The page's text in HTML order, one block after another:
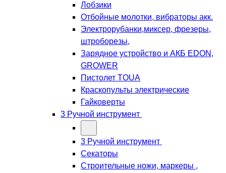
Лобзики
Отбойные молотки, вибраторы акк.
Электрорубанки,миксер, фрезеры,
штроборезы,
Зарядное устройство и АКБ EDON,
GROWER
Пистолет TOUA
Краскопульты электрические
Гайковерты
3 Ручной инструмент
3 Ручной инструмент
Cекаторы
Строительные ножи, маркеры ,